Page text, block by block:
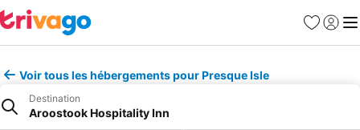
Favoris
Se
Voir tous les hébergements pour Presque Isle
Destination
Aroostook Hospitality Inn